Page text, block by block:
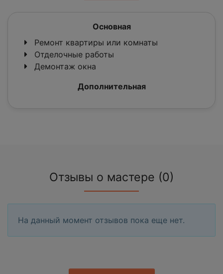
Основная
Ремонт квартиры или комнаты
Отделочные работы
Демонтаж окна
Дополнительная
Отзывы о мастере (0)
На данный момент отзывов пока еще нет.